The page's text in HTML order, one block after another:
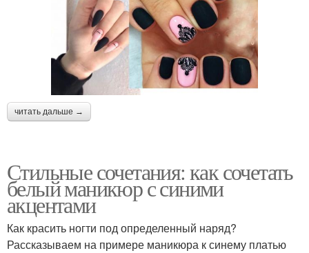
читать дальше →
Стильные сочетания: как сочетать
белый маникюр с синими
акцентами
Как красить ногти под определенный наряд?
Рассказываем на примере маникюра к синему платью